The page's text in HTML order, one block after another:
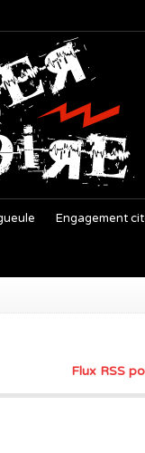
Engagement
Flux RSS